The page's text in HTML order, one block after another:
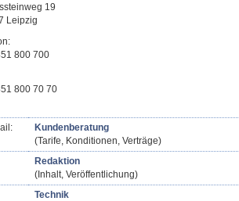
19
Leipzig
800 700
800 70 70
Kundenberatung
(Tarife, Konditionen, Verträge)
Redaktion
(Inhalt, Veröffentlichung)
Technik